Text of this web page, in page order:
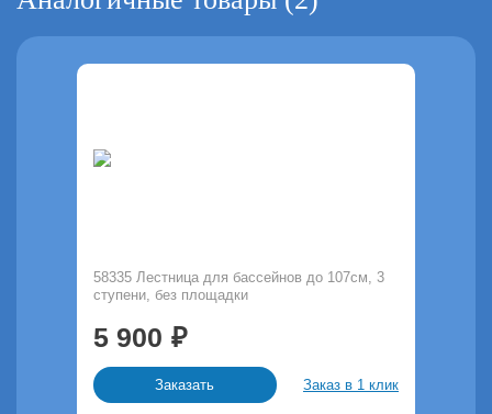
58335 Лестница для бассейнов до 107см, 3
ступени, без площадки
5 900
Заказать Заказ в 1 клик